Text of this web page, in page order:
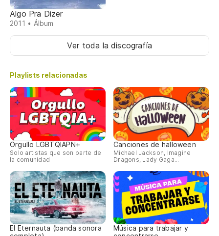
Algo Pra Dizer
2011 • Álbum
Ver toda la discografía
Playlists relacionadas
Orgullo LGBTQIAPN+
Solo artistas que son parte de
la comunidad
Canciones de halloween
Michael Jackson, Imagine
Dragons, Lady Gaga...
El Eternauta (banda sonora
Música para trabajar y